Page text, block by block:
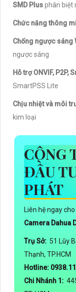
SMD Plusphân biệt
Chức năng thông
Chống ngược sáng
ngược sáng
Hỗ trợ ONVIF, P2P,
SmartPSS Lite
Chịu nhiệt và môi
kim loại
CÔNG
ĐẦU
PHÁT
Liên hệ ngay
Camera Dahua
Trụ Sở: 51 Lũy
Thạnh, TP.HCM
Hotline:
Chi Nhánh 1: